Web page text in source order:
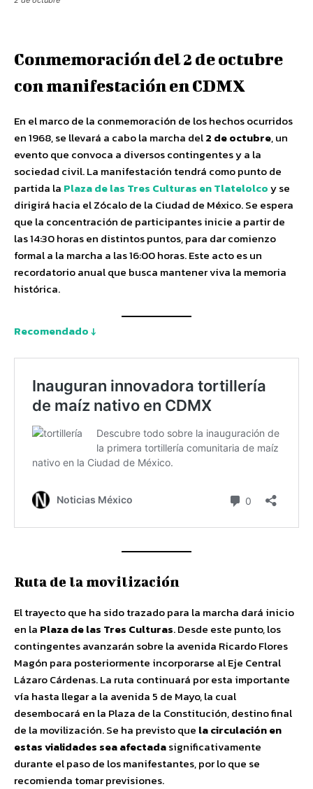
Conmemoración del 2 de octubre
con manifestación en CDMX
En el marco de la conmemoración de los hechos ocurridos
en 1968, se llevará a cabo la marcha del2 de octubre, un
evento que convoca a diversos contingentes y a la
sociedad civil. La manifestación tendrá como punto de
partida la Plaza de las Tres Culturas en Tlatelolcoy se
dirigirá hacia el Zócalo de la Ciudad de México. Se espera
que la concentración de participantes inicie a partir de
las 14:30 horas en distintos puntos, para dar comienzo
formal a la marcha a las 16:00 horas. Este acto es un
recordatorio anual que busca mantener viva la memoria
histórica.
Recomendado ↓
Ruta de la movilización
El trayecto que ha sido trazado para la marcha dará inicio
en la Plaza de las Tres Culturas. Desde este punto, los
contingentes avanzarán sobre la avenida Ricardo Flores
Magón para posteriormente incorporarse al Eje Central
Lázaro Cárdenas. La ruta continuará por esta importante
vía hasta llegar a la avenida 5 de Mayo, la cual
desembocará en la Plaza de la Constitución, destino final
de la movilización. Se ha previsto que la circulación en
estas vialidades sea afectadasignificativamente
durante el paso de los manifestantes, por lo que se
recomienda tomar previsiones.